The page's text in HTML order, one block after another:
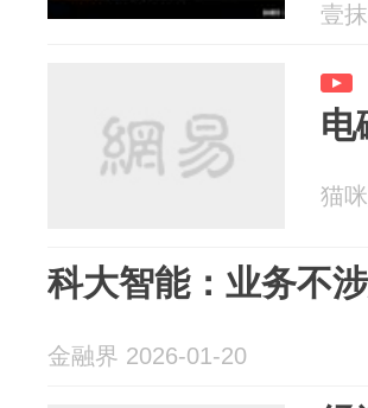
壹
电
猫
科大智能：业务不
金融界 2026-01-20